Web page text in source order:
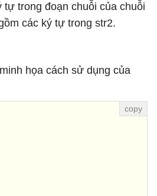
tự trong đoạn chuỗi của chuỗi
các ký tự trong str2.
họa cách sử dụng của